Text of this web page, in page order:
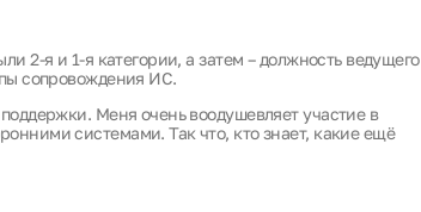
2-я и 1-я категории, а затем – должность ведущего
сопровождения ИС.
Меня очень воодушевляет участие в
системами. Так что, кто знает, какие ещё